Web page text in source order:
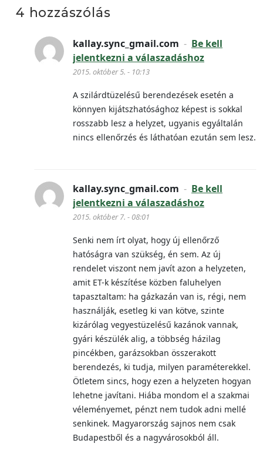
4 hozzászólás
kallay.sync_gmail.com - Be kell
jelentkezni a válaszadáshoz
2015. október 5. - 10:13
A szilárdtüzelésű berendezések esetén a
könnyen kijátszhatósághoz képest is sokkal
rosszabb lesz a helyzet, ugyanis egyáltalán
nincs ellenőrzés és láthatóan ezután sem lesz.
kallay.sync_gmail.com - Be kell
jelentkezni a válaszadáshoz
2015. október 7. - 08:01
Senki nem írt olyat, hogy új ellenőrző
hatóságra van szükség, én sem. Az új
rendelet viszont nem javít azon a helyzeten,
amit ET-k készítése közben faluhelyen
tapasztaltam: ha gázkazán van is, régi, nem
használják, esetleg ki van kötve, szinte
kizárólag vegyestüzelésű kazánok vannak,
gyári készülék alig, a többség házilag
pincékben, garázsokban összerakott
berendezés, ki tudja, milyen paraméterekkel.
Ötletem sincs, hogy ezen a helyzeten hogyan
lehetne javítani. Hiába mondom el a szakmai
véleményemet, pénzt nem tudok adni mellé
senkinek. Magyarország sajnos nem csak
Budapestből és a nagyvárosokból áll.